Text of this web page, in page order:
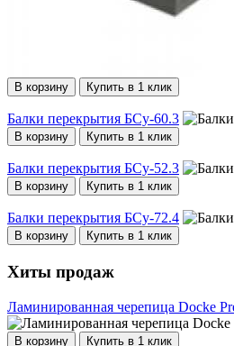
В корзину Купить в 1 клик
Балки перекрытия БСу-60.3
В корзину Купить в 1 клик
Балки перекрытия БСу-52.3
В корзину Купить в 1 клик
Балки перекрытия БСу-72.4
В корзину Купить в 1 клик
Хиты продаж
Ламинированная черепица Docke
В корзину Купить в 1 клик